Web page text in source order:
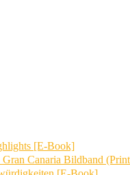
[E-Book]
Canaria Bildband